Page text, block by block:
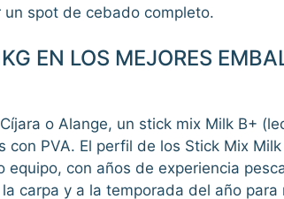
un spot de cebado completo.
EN LOS MEJORES
o Alange, un stick mix Milk B+
PVA. El perfil de los Stick Mix
con años de experiencia
carpa y a la temporada del año